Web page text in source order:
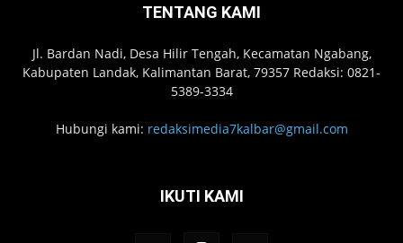
TENTANG KAMI
Jl. Bardan Nadi, Desa Hilir Tengah, Kecamatan Ngabang,
Kabupaten Landak, Kalimantan Barat, 79357 Redaksi: 0821-
5389-3334
Hubungi kami: redaksimedia7kalbar@gmail.com
IKUTI KAMI